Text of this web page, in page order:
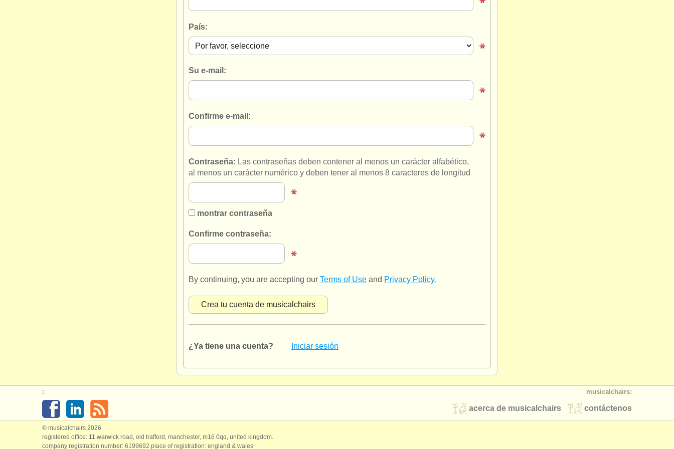
País:
Su e-mail:
Confirme e-mail:
Contraseña: Las contraseñas deben contener al menos un carácter alfabético,
al menos un carácter numérico y deben tener al menos 8 caracteres de longitud
montrar contraseña
Confirme contraseña:
By continuing, you are accepting our Terms of Use and Privacy Policy.
¿Ya tiene una cuenta? Iniciar sesión
musicalchairs:
contáctenos
acerca de musicalchairs
:
© musicalchairs 2026
registered office: 11 warwick road, old trafford, manchester, m16 0qq, united kingdom.
company registration number: ​6199692 place of registration: england & wales